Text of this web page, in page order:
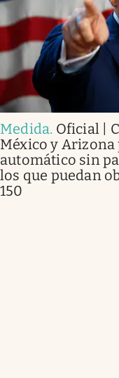
Medida. Oficial |
México y
automático sin
los que puedan
150